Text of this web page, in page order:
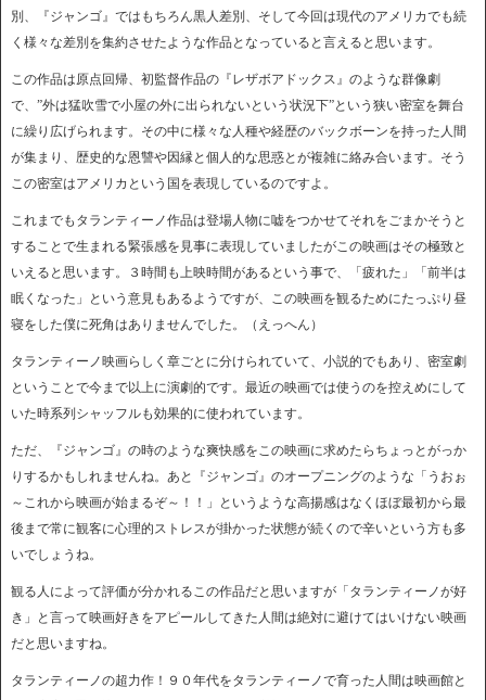
別、『ジャンゴ』ではもちろん黒人差別、そして今回は現代のアメリカでも続
く様々な差別を集約させたような作品となっていると言えると思います。
この作品は原点回帰、初監督作品の『レザボアドックス』のような群像劇
で、”外は猛吹雪で小屋の外に出られないという状況下”という狭い密室を舞台
に繰り広げられます。その中に様々な人種や経歴のバックボーンを持った人間
が集まり、歴史的な恩讐や因縁と個人的な思惑とが複雑に絡み合います。そう
この密室はアメリカという国を表現しているのですよ。
これまでもタランティーノ作品は登場人物に嘘をつかせてそれをごまかそうと
することで生まれる緊張感を見事に表現していましたがこの映画はその極致と
いえると思います。３時間も上映時間があるという事で、「疲れた」「前半は
眠くなった」という意見もあるようですが、この映画を観るためにたっぷり昼
寝をした僕に死角はありませんでした。（えっへん）
タランティーノ映画らしく章ごとに分けられていて、小説的でもあり、密室劇
ということで今まで以上に演劇的です。最近の映画では使うのを控えめにして
いた時系列シャッフルも効果的に使われています。
ただ、『ジャンゴ』の時のような爽快感をこの映画に求めたらちょっとがっか
りするかもしれませんね。あと『ジャンゴ』のオープニングのような「うおぉ
～これから映画が始まるぞ～！！」というような高揚感はなくほぼ最初から最
後まで常に観客に心理的ストレスが掛かった状態が続くので辛いという方も多
いでしょうね。
観る人によって評価が分かれるこの作品だと思いますが「タランティーノが好
き」と言って映画好きをアピールしてきた人間は絶対に避けてはいけない映画
だと思いますね。
タランティーノの超力作！９０年代をタランティーノで育った人間は映画館と